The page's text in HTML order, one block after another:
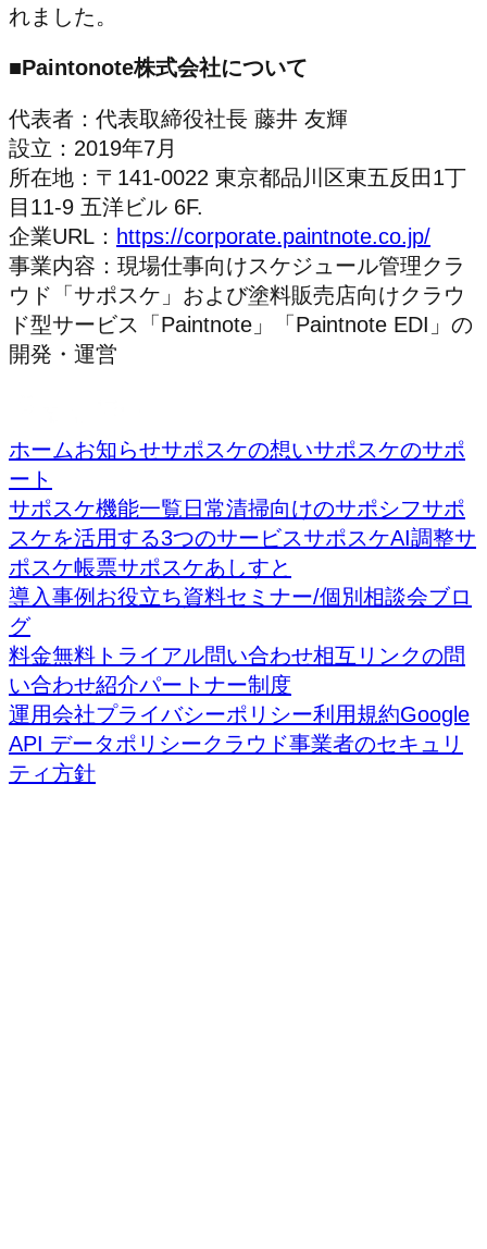
れました。
■Paintonote株式会社について
代表者：代表取締役社長 藤井 友輝
設立：2019年7月
所在地：〒141-0022 東京都品川区東五反田1丁
目11-9 五洋ビル 6F.
企業URL： https://corporate.paintnote.co.jp/
事業内容：現場仕事向けスケジュール管理クラ
ウド「サポスケ」および塗料販売店向けクラウ
ド型サービス「Paintnote」「Paintnote EDI」の
開発・運営
ホームお知らせサポスケの想いサポスケのサポ
ート
サポスケ機能一覧日常清掃向けのサポシフサポ
スケを活用する3つのサービスサポスケAI調整サ
ポスケ帳票サポスケあしすと
導入事例お役立ち資料セミナー/個別相談会ブロ
グ
料金無料トライアル問い合わせ相互リンクの問
い合わせ紹介パートナー制度
運用会社プライバシーポリシー利用規約Google
API データポリシークラウド事業者のセキュリ
ティ方針